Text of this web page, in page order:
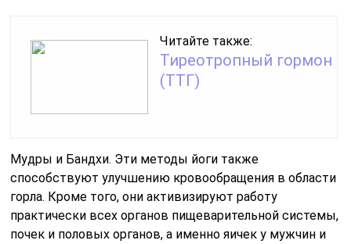
Читайте также:
Тиреотропный гормон
(ТТГ)
Мудры и Бандхи. Эти методы йоги также
способствуют улучшению кровообращения в области
горла. Кроме того, они активизируют работу
практически всех органов пищеварительной системы,
почек и половых органов, а именно яичек у мужчин и